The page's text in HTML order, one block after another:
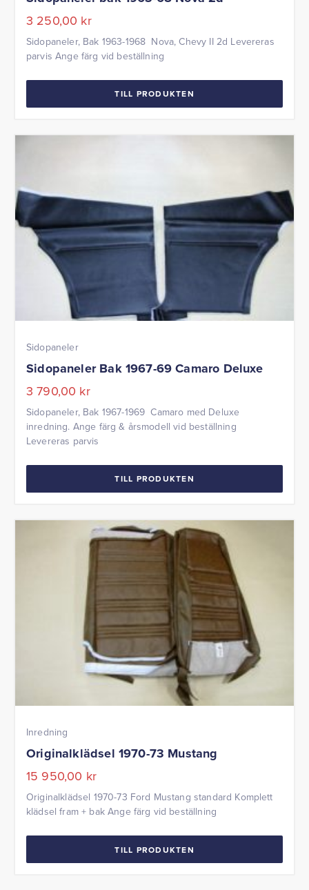
3 250,00 kr
Sidopaneler, Bak 1963-1968 Nova, Chevy II 2d Levereras
parvis Ange färg vid beställning
TILL PRODUKTEN
Sidopaneler
Sidopaneler Bak 1967-69 Camaro Deluxe
3 790,00 kr
Sidopaneler, Bak 1967-1969 Camaro med Deluxe
inredning. Ange färg & årsmodell vid beställning
Levereras parvis
TILL PRODUKTEN
Inredning
Originalklädsel 1970-73 Mustang
15 950,00 kr
Originalklädsel 1970-73 Ford Mustang standard Komplett
klädsel fram + bak Ange färg vid beställning
TILL PRODUKTEN